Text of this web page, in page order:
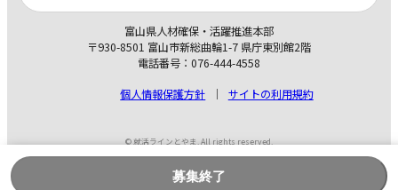
富山県人材確保・活躍推進本部
〒930-8501 富山市新総曲輪1-7 県庁東別館2階
電話番号：076-444-4558
個人情報保護方針
サイトの利用規約
© 就活ラインとやま. All rights reserved.
募集終了